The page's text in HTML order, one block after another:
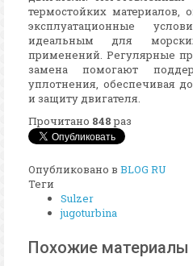
термостойких материалов,
эксплуатационные
идеальным для
применений. Регулярные
замена помогают
уплотнения, обеспечивая
и защиту двигателя.
Прочитано 848раз
Опубликовано в BLOG RU
Теги
Sulzer
jugoturbina
Похожие материалы